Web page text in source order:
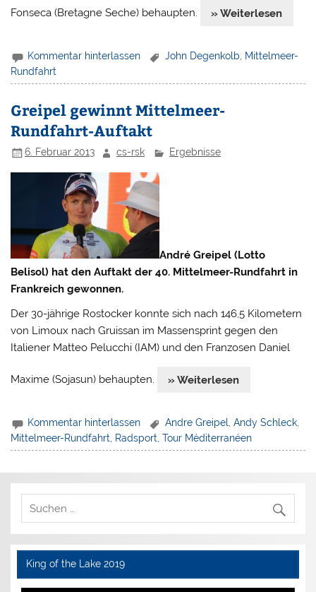
Fonseca (Bretagne Seche) behaupten. » Weiterlesen
Kommentar hinterlassen John Degenkolb, Mittelmeer-
Rundfahrt
Greipel gewinnt Mittelmeer-
Rundfahrt-Auftakt
6. Februar 2013 cs-rsk Ergebnisse
André Greipel (Lotto
Belisol) hat den Auftakt der 40. Mittelmeer-Rundfahrt in
Frankreich gewonnen.
Der 30-jährige Rostocker konnte sich nach 146,5 Kilometern
von Limoux nach Gruissan im Massensprint gegen den
Italiener Matteo Pelucchi (IAM) und den Franzosen Daniel
Maxime (Sojasun) behaupten. » Weiterlesen
Kommentar hinterlassen Andre Greipel,Andy Schleck,
Mittelmeer-Rundfahrt
Radsport ,Tour Méditerranéen
King of the Lake 2019